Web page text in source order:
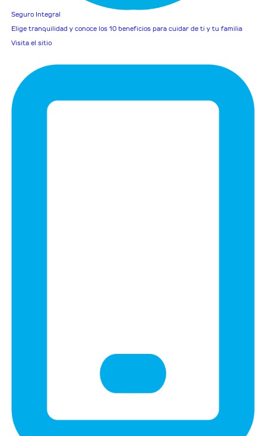
Seguro Integral
Elige tranquilidad y conoce los 10 beneficios para cuidar de ti y tu familia
Visita el sitio